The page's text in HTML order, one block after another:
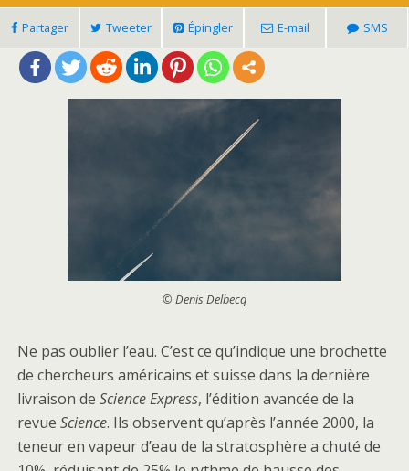
Partager Tweeter Épingler E-mail SMS
© Denis Delbecq
Ne pas oublier l’eau. C’est ce qu’indique une brochette
de chercheurs américains et suisse dans la dernière
livraison de Science Express, l’édition avancée de la
revue Science. Ils observent qu’après l’année 2000, la
teneur en vapeur d’eau de la stratosphère a chuté de